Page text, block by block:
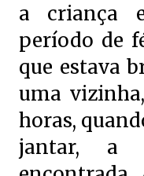
a criança
período de
que estava
uma
horas,
jantar, a